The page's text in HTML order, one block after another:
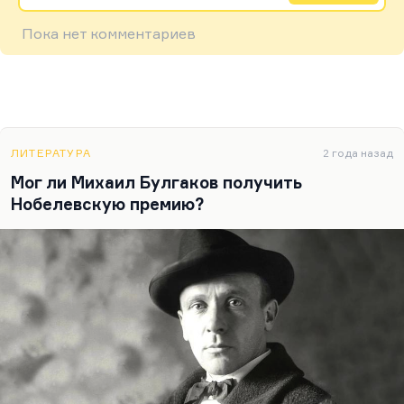
Пока нет комментариев
ЛИТЕРАТУРА 2 года назад
Мог ли Михаил Булгаков получить
Нобелевскую премию?